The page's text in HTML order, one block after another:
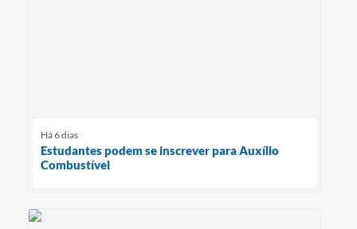
Há 6 dias
Estudantes podem se inscrever para Auxílio
Combustível